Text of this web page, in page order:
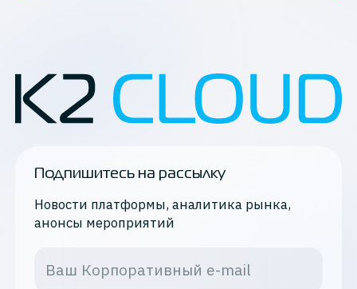
Подпишитесь на рассылку
Новости платформы, аналитика рынка,
анонсы мероприятий